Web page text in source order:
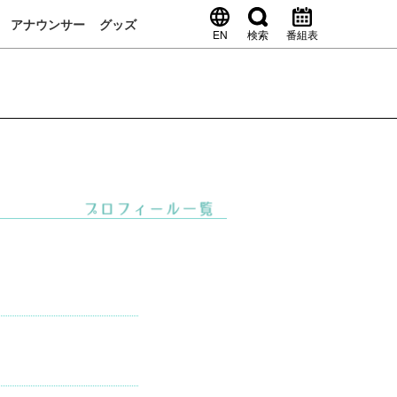
アナウンサー グッズ
EN 検索 番組表